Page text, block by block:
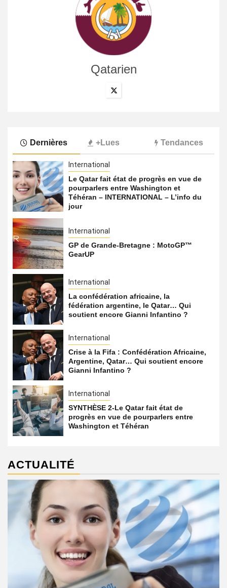
Qatarien
Dernières +Lues Tendances
International
Le Qatar fait état de progrès en vue de
pourparlers entre Washington et
Téhéran – INTERNATIONAL – L’info du
jour
International
GP de Grande-Bretagne : MotoGP™
GearUP
International
La confédération africaine, la
fédération argentine, le Qatar… Qui
soutient encore Gianni Infantino ?
International
Crise à la Fifa : Confédération Africaine,
Argentine, Qatar… Qui soutient encore
Gianni Infantino ?
International
SYNTHÈSE 2-Le Qatar fait état de
progrès en vue de pourparlers entre
Washington et Téhéran
ACTUALITÉ